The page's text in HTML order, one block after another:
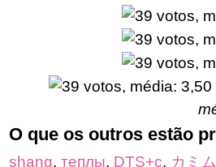
O que os outros estão
shang, теплы, DTS+c, カミ